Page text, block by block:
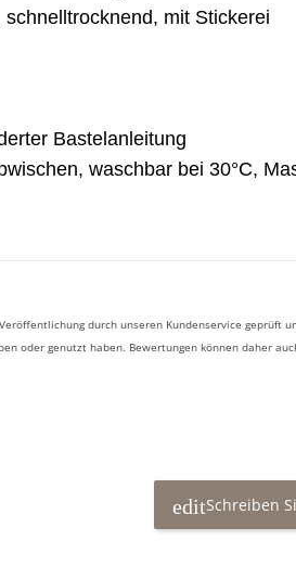
schnelltrocknend, mit Stickerei
Bastelanleitung
waschbar bei 30°C,
durch unseren Kundenservice
oder genutzt haben. Bewertungen können daher
Schreiben